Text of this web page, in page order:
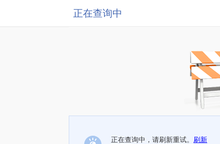
正在查询中
正在查询中，请刷新重试。 刷新